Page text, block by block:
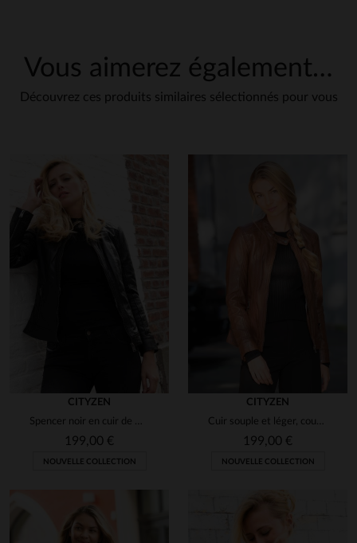
Vous aimerez également…
Découvrez ces produits similaires sélectionnés pour vous
CITYZEN
Spencer noir en cuir de mouton, souple et léger, style intemporel.
199,00 €
NOUVELLE COLLECTION
CITYZEN
Cuir souple et léger, coupe slimfit, pour un look motard intemporel.
199,00 €
NOUVELLE COLLECTION